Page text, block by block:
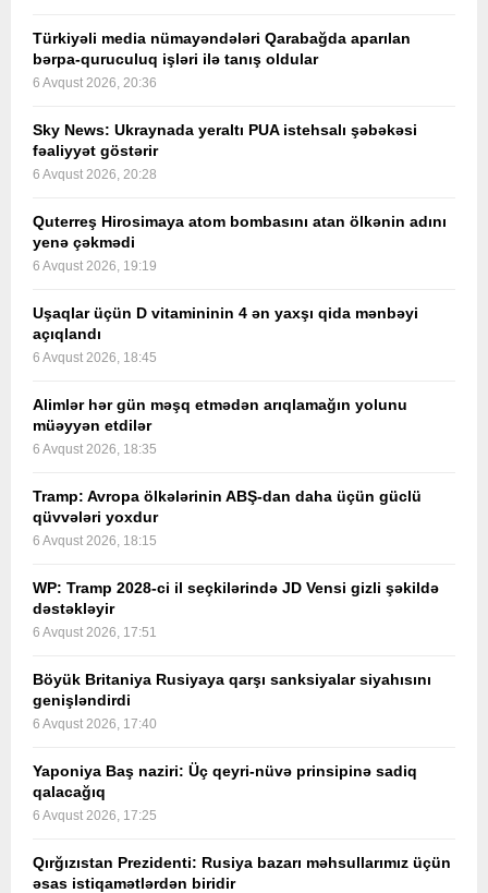
Türkiyəli media nümayəndələri Qarabağda aparılan
bərpa-quruculuq işləri ilə tanış oldular
6 Avqust 2026, 20:36
Sky News: Ukraynada yeraltı PUA istehsalı şəbəkəsi
fəaliyyət göstərir
6 Avqust 2026, 20:28
Quterreş Hirosimaya atom bombasını atan ölkənin adını
yenə çəkmədi
6 Avqust 2026, 19:19
Uşaqlar üçün D vitamininin 4 ən yaxşı qida mənbəyi
açıqlandı
6 Avqust 2026, 18:45
Alimlər hər gün məşq etmədən arıqlamağın yolunu
müəyyən etdilər
6 Avqust 2026, 18:35
Tramp: Avropa ölkələrinin ABŞ-dan daha üçün güclü
qüvvələri yoxdur
6 Avqust 2026, 18:15
WP: Tramp 2028-ci il seçkilərində JD Vensi gizli şəkildə
dəstəkləyir
6 Avqust 2026, 17:51
Böyük Britaniya Rusiyaya qarşı sanksiyalar siyahısını
genişləndirdi
6 Avqust 2026, 17:40
Yaponiya Baş naziri: Üç qeyri-nüvə prinsipinə sadiq
qalacağıq
6 Avqust 2026, 17:25
Qırğızıstan Prezidenti: Rusiya bazarı məhsullarımız üçün
əsas istiqamətlərdən biridir